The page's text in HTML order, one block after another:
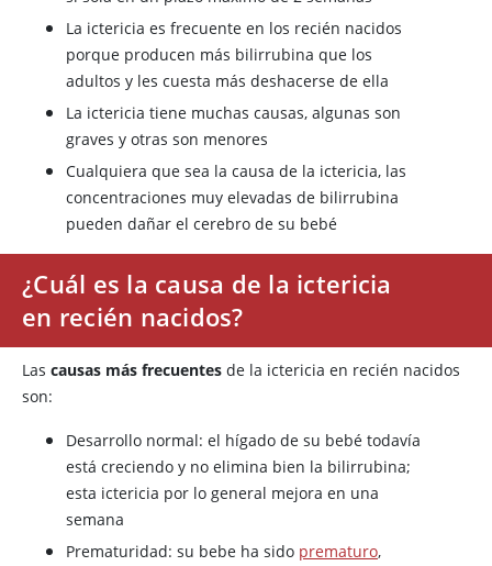
La ictericia es frecuente en los recién nacidos
porque producen más bilirrubina que los
adultos y les cuesta más deshacerse de ella
La ictericia tiene muchas causas, algunas son
graves y otras son menores
Cualquiera que sea la causa de la ictericia, las
concentraciones muy elevadas de bilirrubina
pueden dañar el cerebro de su bebé
¿Cuál es la causa de la ictericia
en recién nacidos?
Las causas más frecuentes de la ictericia en recién nacidos
son:
Desarrollo normal: el hígado de su bebé todavía
está creciendo y no elimina bien la bilirrubina;
esta ictericia por lo general mejora en una
semana
Prematuridad: su bebe ha sido prematuro,